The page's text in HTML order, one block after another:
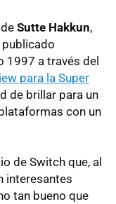
Sutte Hakkun,
publicado
1997 a través del
para la Super
de brillar para un
con un
de Switch que, al
interesantes
tan bueno que